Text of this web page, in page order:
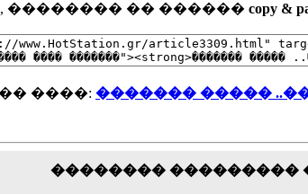
, �������� �� ������ copy &
����: ������� �����
�������� ���������